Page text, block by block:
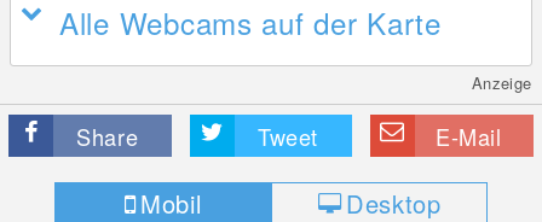
Alle Webcams auf der Karte
Anzeige
Share Tweet E-Mail
Mobil Desktop